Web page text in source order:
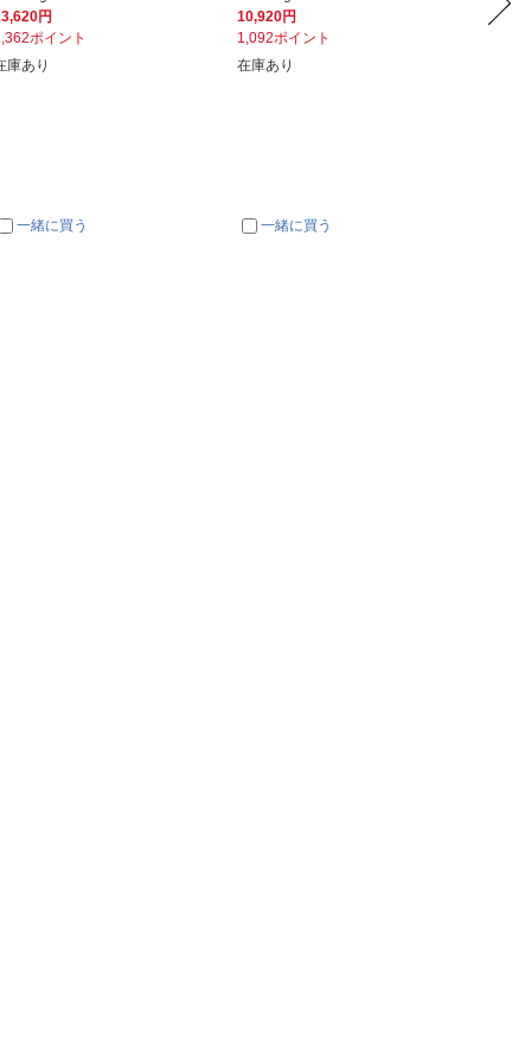
円
ポイント
庫あり
一緒に買う
10,920円
1,092ポイント
在庫あり
一緒に買う
10,920